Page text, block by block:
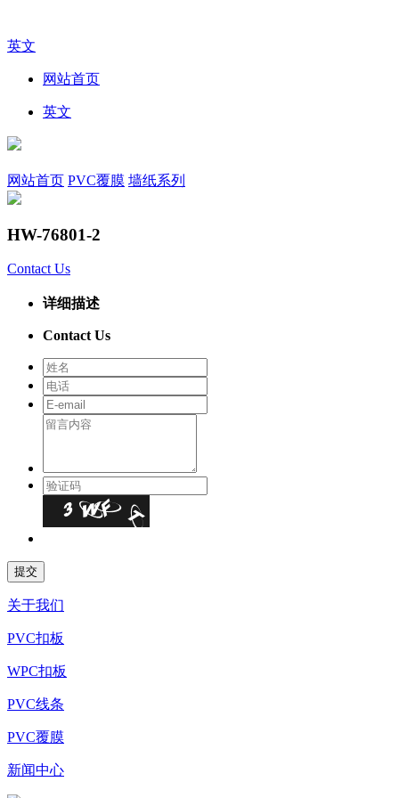
英文
网站首页
英文
网站首页 PVC覆膜 墙纸系列
HW-76801-2
Contact Us
详细描述
Contact Us
关于我们
PVC扣板
WPC扣板
PVC线条
PVC覆膜
新闻中心